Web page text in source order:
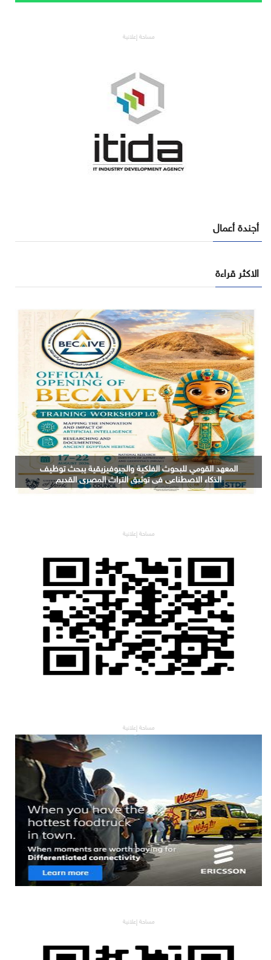
مساحة إعلانية
أجندة أعمال
الاكثر قراءة
التعليم العالي: جامعة الدلتا التكنولوجية تحصد المركز الأول
في المؤتمر العلمي الدولي السادس للاتصالات بمشروع
يوظف الذكاء الاصطناعي لتطوير صناعة الكتان
مساحة إعلانية
مساحة إعلانية
مساحة إعلانية